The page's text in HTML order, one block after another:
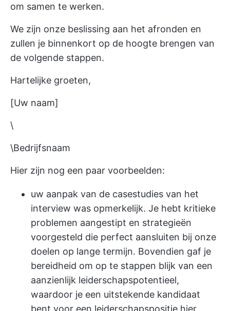
om samen te werken.
We zijn onze beslissing aan het afronden en
zullen je binnenkort op de hoogte brengen van
de volgende stappen.
Hartelijke groeten,
[Uw naam]
\
\Bedrijfsnaam
Hier zijn nog een paar voorbeelden:
uw aanpak van de casestudies van het
interview was opmerkelijk. Je hebt kritieke
problemen aangestipt en strategieën
voorgesteld die perfect aansluiten bij onze
doelen op lange termijn. Bovendien gaf je
bereidheid om op te stappen blijk van een
aanzienlijk leiderschapspotentieel,
waardoor je een uitstekende kandidaat
bent voor een leiderschapspositie hier_